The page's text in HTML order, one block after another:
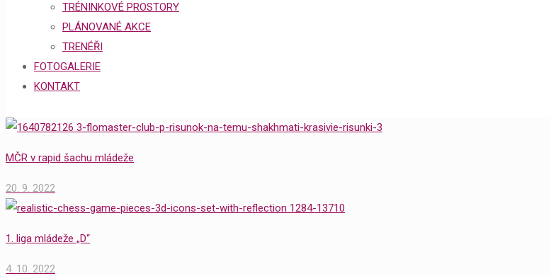
TRÉNINKOVÉ PROSTORY
PLÁNOVANÉ AKCE
TRENÉŘI
FOTOGALERIE
KONTAKT
MČR v rapid šachu mládeže
20. 9. 2022
1. liga mládeže „D“
4. 10. 2022